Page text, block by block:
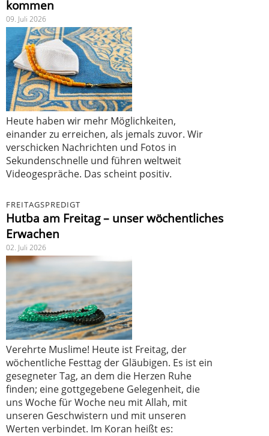
kommen
09. Juli 2026
Heute haben wir mehr Möglichkeiten,
einander zu erreichen, als jemals zuvor. Wir
verschicken Nachrichten und Fotos in
Sekundenschnelle und führen weltweit
Videogespräche. Das scheint positiv.
FREITAGSPREDIGT
Hutba am Freitag – unser wöchentliches
Erwachen
02. Juli 2026
Verehrte Muslime! Heute ist Freitag, der
wöchentliche Festtag der Gläubigen. Es ist ein
gesegneter Tag, an dem die Herzen Ruhe
finden; eine gottgegebene Gelegenheit, die
uns Woche für Woche neu mit Allah, mit
unseren Geschwistern und mit unseren
Werten verbindet. Im Koran heißt es: